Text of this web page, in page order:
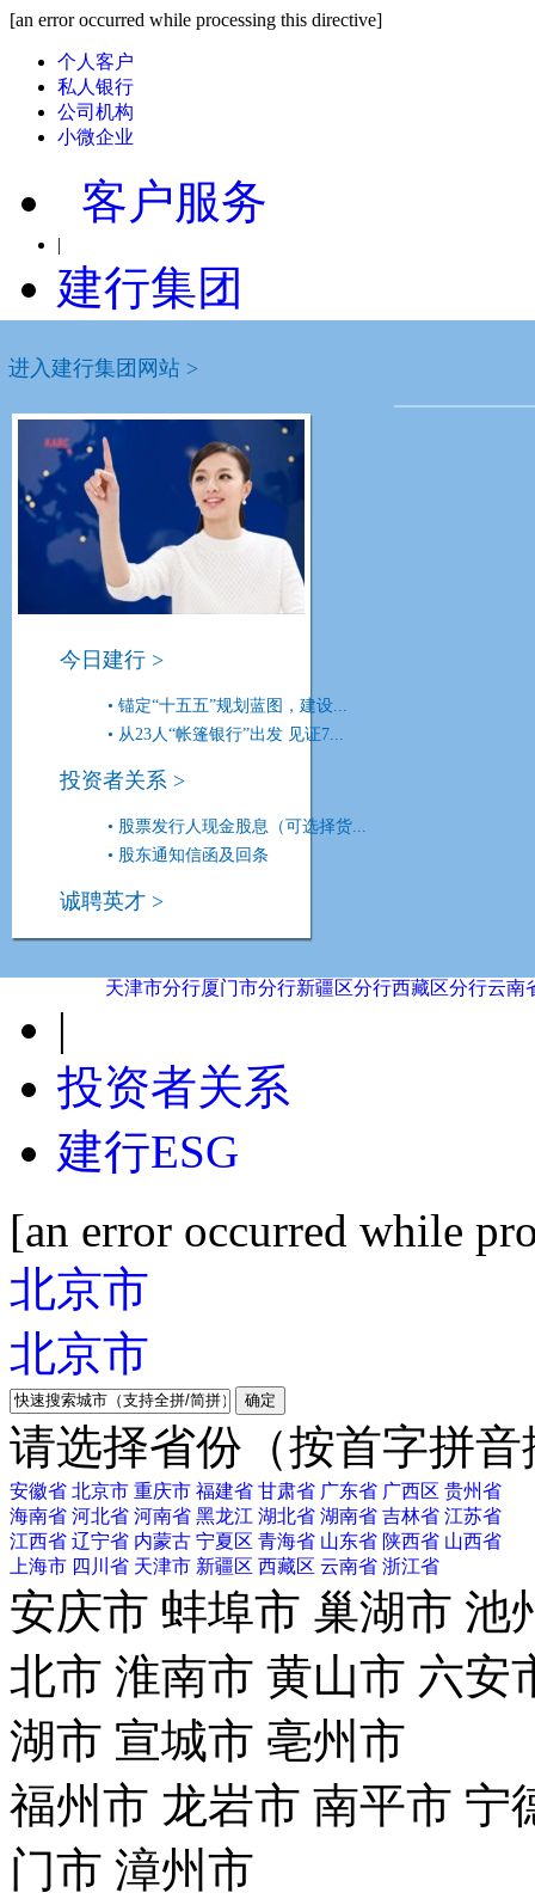
[an error occurred while processing this directive]
个人客户
私人银行
公司机构
小微企业
客户服务
|
建行集团
进入建行集团网站 >
今日建行 >
• 锚定“十五五”规划蓝图，建设...
• 从23人“帐篷银行”出发 见证7...
投资者关系 >
• 股票发行人现金股息（可选择货...
• 股东通知信函及回条
诚聘英才 >
国内分行
列表模式
ABCDF
安徽省分行北京市分行
G
广东省分行 贵州省分行
河南省分行
JL
NQ
内蒙古分行宁波市分行宁夏区分行
S
山东省分行
TXYZ
天津市分行厦门市分行新疆区分行西藏区分行云南
|
投资者关系
建行ESG
[an error occurred while
北京市
北京市
确定
请选择省份（按首字拼
安徽省 北京市 重庆市 福建省 甘肃省 广东省 广西区 贵州省
海南省 河北省 河南省 黑龙江 湖北省 湖南省 吉林省 江苏省
江西省 辽宁省 内蒙古 宁夏区 青海省 山东省 陕西省 山西省
上海市 四川省 天津市 新疆区 西藏区 云南省 浙江省
安庆市 蚌埠市 巢湖市 池
北市 淮南市 黄山市 六安
湖市 宣城市 亳州市
福州市 龙岩市 南平市 宁
门市 漳州市